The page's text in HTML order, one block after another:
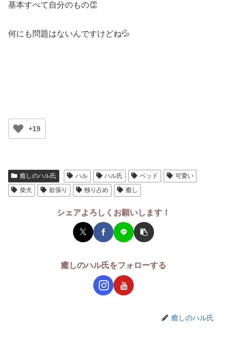
基本すべて自分のもの👏
何にも問題はないんですけどね💦
+19
癒しのハル氏 ハル ハル氏 ベッド
可愛い
柴犬
欲張り 独り占め 癒し
シェアよろしくお願いします！
癒しのハル氏をフォローする
癒しのハル氏